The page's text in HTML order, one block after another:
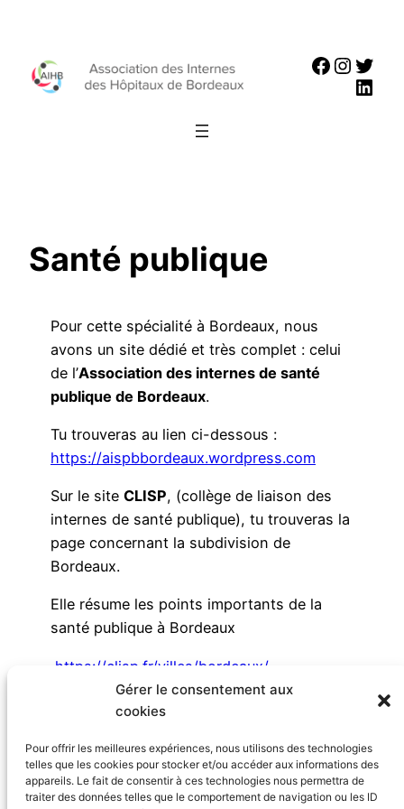
Gérer le consentement aux
cookies
Pour offrir les meilleures expériences, nous utilisons des technologies
telles que les cookies pour stocker et/ou accéder aux informations des
appareils. Le fait de consentir à ces technologies nous permettra de
traiter des données telles que le comportement de navigation ou les ID
contenu
Santé publique
Pour cette spécialité à Bordeaux, nous
avons un site dédié et très complet : celui
de l’Association des internes de santé
publique de Bordeaux.
Tu trouveras au lien ci-dessous :
https://aispbbordeaux.wordpress.com
Sur le site CLISP, (collège de liaison des
internes de santé publique), tu trouveras la
page concernant la subdivision de
Bordeaux.
Elle résume les points importants de la
santé publique à Bordeaux
https://clisp.fr/villes/bordeaux/
Bienvenue dans cette jolie région !
Enfin, n’hésite pas à contacter notre référent
pour plus d’informations :referent.sante-
publique@aihb.org